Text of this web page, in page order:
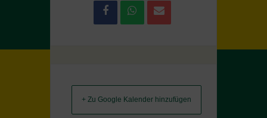
+ Zu Google Kalender hinzufügen